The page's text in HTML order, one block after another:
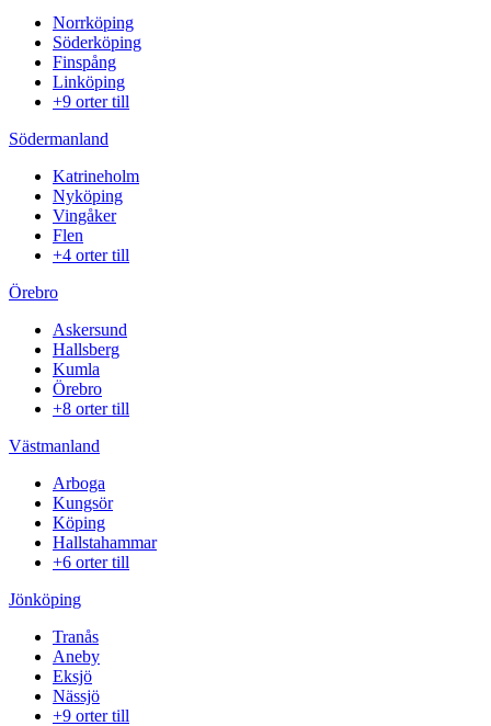
Norrköping
Söderköping
Finspång
Linköping
+9 orter till
Södermanland
Katrineholm
Nyköping
Vingåker
Flen
+4 orter till
Örebro
Askersund
Hallsberg
Kumla
Örebro
+8 orter till
Västmanland
Arboga
Kungsör
Köping
Hallstahammar
+6 orter till
Jönköping
Tranås
Aneby
Eksjö
Nässjö
+9 orter till